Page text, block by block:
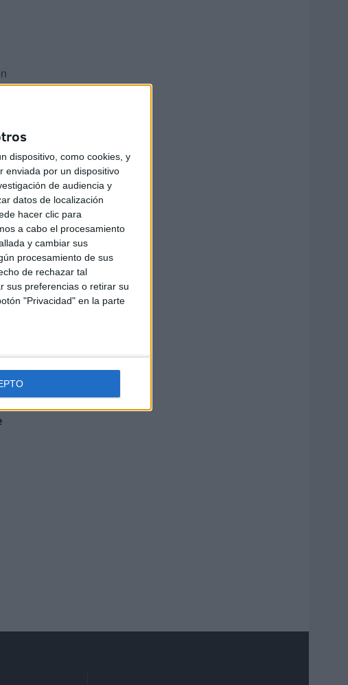
dispositivo, como cookies, y
enviada por un dispositivo
de audiencia y
datos de localización
hacer clic para
a cabo el procesamiento
y cambiar sus
procesamiento de sus
de rechazar tal
sus preferencias o retirar su
"Privacidad" en la parte